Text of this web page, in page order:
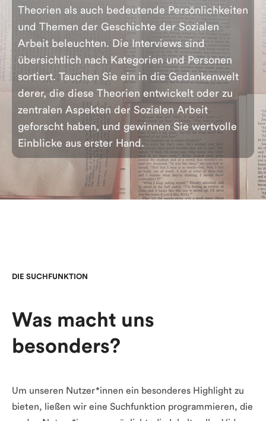
Theorien als auch bedeutende Persönlichkeiten
und Themen der Geschichte der Sozialen
Arbeit beleuchten. Die Interviews sind
übersichtlich nach Kategorien und Personen
sortiert. Tauchen Sie ein in die Gedankenwelt
derer, die diese Theorien entwickelt oder zu
zentralen Aspekten der Sozialen Arbeit
geforscht haben, und gewinnen Sie wertvolle
Einblicke aus erster Hand.
DIE SUCHFUNKTION
Was macht uns
besonders?
Um unseren Nutzer*innen ein besonderes Highlight zu
bieten, ließen wir eine Suchfunktion programmieren, die